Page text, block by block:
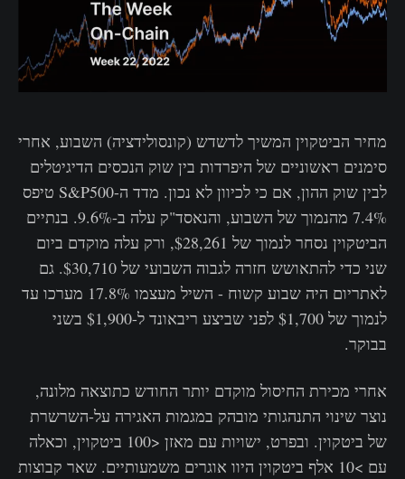
מחיר הביטקוין המשיך לדשדש (קונסולידציה) השבוע, אחרי
סימנים ראשוניים של היפרדות בין שוק הנכסים הדיגיטלים
לבין שוק ההון, אם כי לכיוון לא נכון. מדד ה-S&P500 טיפס
7.4% מהנמוך של השבוע, והנאסד"ק עלה ב-9.6%. בנתיים
הביטקוין נסחר לנמוך של $28,261, ורק עלה מוקדם ביום
שני כדי להתאושש חזרה לגבוה השבועי של $30,710. גם
לאתריום היה שבוע קשוח - השיל מעצמו 17.8% מערכו עד
לנמוך של $1,700 לפני שביצע ריבאונד ל-$1,900 בשני
בבוקר.
אחרי מכירת החיסול מוקדם יותר החודש כתוצאה מלונה,
נוצר שינוי התנהגותי מובהק במגמות האגירה על-השרשרת
של ביטקוין. ובפרט, ישויות עם מאזן <100 ביטקוין, וכאלה
עם >10 אלף ביטקוין היוו אוגרים משמעותיים. שאר קבוצות